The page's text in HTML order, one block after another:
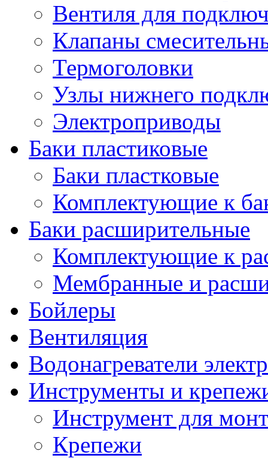
Вентиля для
Клапаны
Термоголовки
Узлы нижнего
Электроприводы
Баки пластиковые
Баки пластковые
Комплектующие к
Баки расширительные
Комплектующие к
Мембранные и
Бойлеры
Вентиляция
Водонагреватели
Инструменты и
Инструмент для
Крепежи